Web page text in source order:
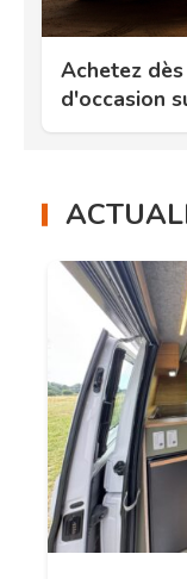
Achetez
d'occasion